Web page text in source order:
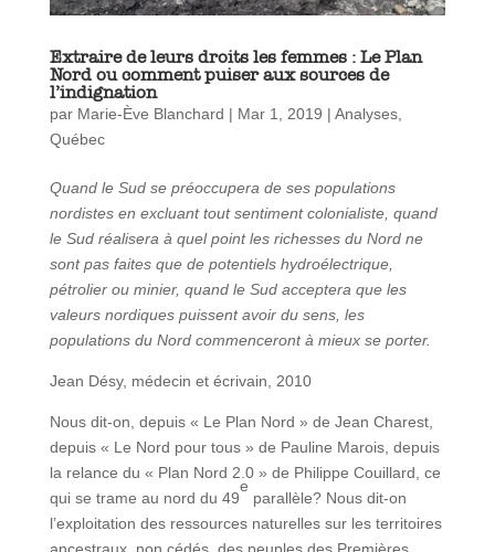
Extraire de leurs droits les femmes : Le Plan
Nord ou comment puiser aux sources de
l’indignation
par Marie-Ève Blanchard | Mar 1, 2019 | Analyses,
Québec
Quand le Sud se préoccupera de ses populations
nordistes en excluant tout sentiment colonialiste, quand
le Sud réalisera à quel point les richesses du Nord ne
sont pas faites que de potentiels hydroélectrique,
pétrolier ou minier, quand le Sud acceptera que les
valeurs nordiques puissent avoir du sens, les
populations du Nord commenceront à mieux se porter.
Jean Désy, médecin et écrivain, 2010
Nous dit-on, depuis « Le Plan Nord » de Jean Charest,
depuis « Le Nord pour tous » de Pauline Marois, depuis
la relance du « Plan Nord 2.0 » de Philippe Couillard, ce
qui se trame au nord du 49
e
parallèle? Nous dit-on
l’exploitation des ressources naturelles sur les territoires